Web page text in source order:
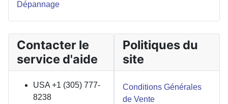
Dépannage
Contacter le
service d'aide
USA +1 (305) 777-
8238
Politiques du
site
Conditions Générales
de Vente